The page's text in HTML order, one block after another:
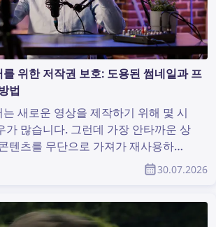
위한 저작권 보호: 도용된 썸네일과 프
법
새로운 영상을 제작하기 위해 몇 시
가 많습니다. 그런데 가장 안타까운 상
텐츠를 무단으로 가져가 재사용하고
인정도 받지 못하는 것입니다. 유튜브
서 도용된 콘텐츠를 찾아내고 저작권
30.07.2026